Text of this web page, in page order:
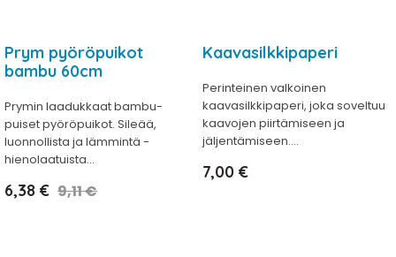
Prym pyöröpuikot
bambu 60cm
Prymin laadukkaat bambu-
puiset pyöröpuikot. Sileää,
luonnollista ja lämmintä -
hienolaatuista...
Hinta
6,38 € Normaalihinta
9,11 €
Kaavasilkkipaperi
Perinteinen valkoinen
kaavasilkkipaperi, joka soveltuu
kaavojen piirtämiseen ja
jäljentämiseen....
Hinta
7,00 €